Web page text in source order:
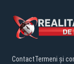
ContactTermeni și